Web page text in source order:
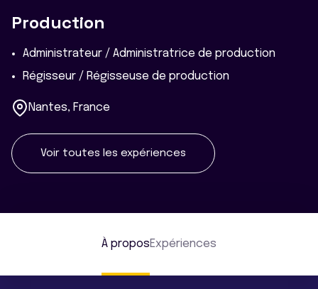
Production
Administrateur / Administratrice de production
Régisseur / Régisseuse de production
Nantes, France
Voir toutes les expériences
À proposExpériences